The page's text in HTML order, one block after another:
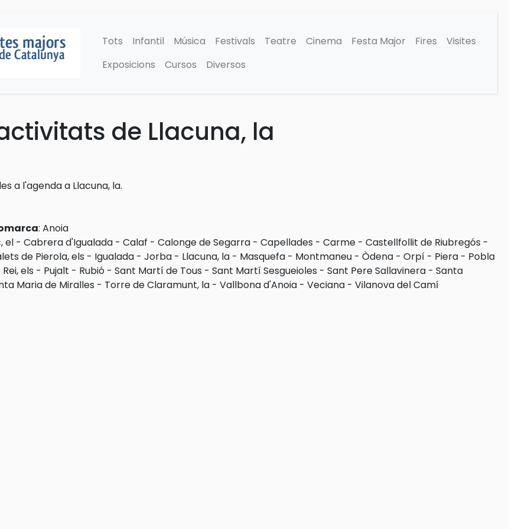
Tots Infantil Música Festivals Teatre Cinema Festa Major Fires
Visites
Exposicions
Cursos Diversos
de Llacuna, la
a l'agenda a Llacuna, la.
: Anoia
el - Cabrera d'Igualada - Calaf - Calonge de Segarra - Capellades - Carme - Castellfollit de Riubregós -
de Pierola, els - Igualada - Jorba - Llacuna, la - Masquefa - Montmaneu - Òdena - Orpí - Piera - Pobla
els - Pujalt - Rubió - Sant Martí de Tous - Sant Martí Sesgueioles - Sant Pere Sallavinera - Santa
Maria de Miralles - Torre de Claramunt, la - Vallbona d'Anoia - Veciana - Vilanova del Camí